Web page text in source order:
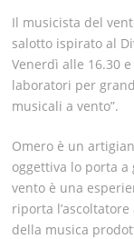
Il musicista del
salotto ispirato al
Venerdì alle 16.30
laboratori per
musicali a vento”.
Omero è un
oggettiva lo porta a
vento è una
riporta
della musica